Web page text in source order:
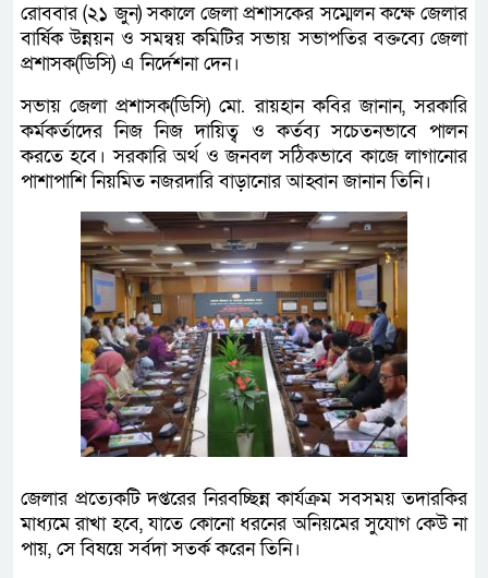
রোববার (২১ জুন) সকালে জেলা প্রশাসকের সম্মেলন কক্ষে জেলার
বার্ষিক উন্নয়ন ও সমন্বয় কমিটির সভায় সভাপতির বক্তব্যে জেলা
প্রশাসক(ডিসি) এ নির্দেশনা দেন।
সভায় জেলা প্রশাসক(ডিসি) মো. রায়হান কবির জানান, সরকারি
কর্মকর্তাদের নিজ নিজ দায়িত্ব ও কর্তব্য সচেতনভাবে পালন
করতে হবে। সরকারি অর্থ ও জনবল সঠিকভাবে কাজে লাগানোর
পাশাপাশি নিয়মিত নজরদারি বাড়ানোর আহ্বান জানান তিনি।
জেলার প্রত্যেকটি দপ্তরের নিরবচ্ছিন্ন কার্যক্রম সবসময় তদারকির
মাধ্যমে রাখা হবে, যাতে কোনো ধরনের অনিয়মের সুযোগ কেউ না
পায়, সে বিষয়ে সর্বদা সতর্ক করেন তিনি।